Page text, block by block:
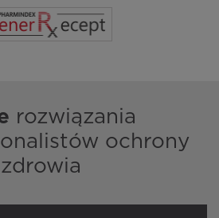
rozwiązania
ochrony
zdrowia